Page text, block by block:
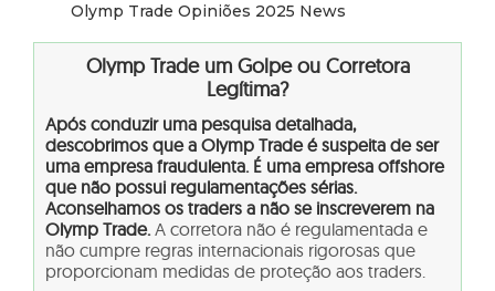
Olymp Trade Opiniões 2025 News
Olymp Trade um Golpe ou Corretora
Legítima?
Após conduzir uma pesquisa detalhada,
descobrimos que a Olymp Trade é suspeita de ser
uma empresa fraudulenta. É uma empresa offshore
que não possui regulamentações sérias.
Aconselhamos os traders a não se inscreverem na
Olymp Trade. A corretora não é regulamentada e
não cumpre regras internacionais rigorosas que
proporcionam medidas de proteção aos traders.